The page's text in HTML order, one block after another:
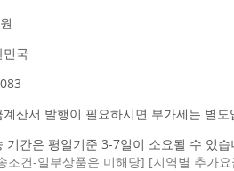
민국
계산서 발행이 필요하시면 부가세는 별도
기간은 평일기준 3-7일이 소요될 수 있습
조건-일부상품은 미해당] [지역별 추가